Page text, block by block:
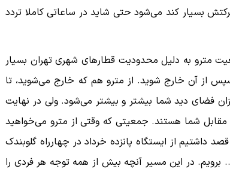
بسیار کند می‌شود حتی شاید در ساعاتی کاملا تردد
مترو به دلیل محدودیت قطارهای شهری تهران بسیار
از آن خارج شوید. از مترو هم که خارج می‌شوید، تا
فضای دید شما بیشتر و بیشتر می‌شود. ولی در نهایت
مقابل شما هستند. جمعیتی که وقتی از مترو می‌خواهید
از ایستگاه پانزده خرداد در چهارراه گلوبندک
برویم. در این مسیر آنچه بیش از همه توجه هر فردی را